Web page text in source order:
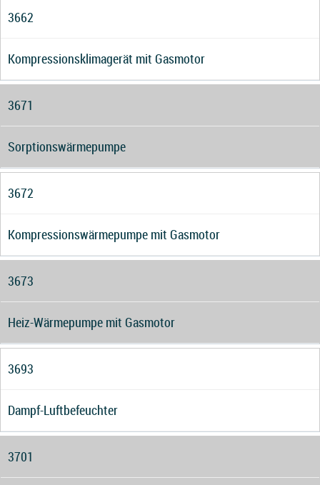
3662
Kompressionsklimagerät mit Gasmotor
3671
Sorptionswärmepumpe
3672
Kompressionswärmepumpe mit Gasmotor
3673
Heiz-Wärmepumpe mit Gasmotor
3693
Dampf-Luftbefeuchter
3701